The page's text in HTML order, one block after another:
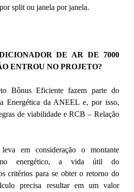
split ou janela por janela.
DE AR DE 7000
ENTROU NO PROJETO?
Bônus Eficiente fazem parte do
Energética da ANEEL e, por isso,
de viabilidade e RCB – Relação
em consideração o montante
energético, a vida útil do
critérios para se obter o retorno do
precisa resultar em um valor